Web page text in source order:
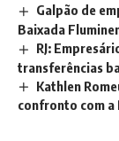
Galpão de
Baixada
RJ:
transferências
Kathlen
confronto com a